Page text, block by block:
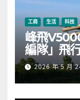
工商 生活 科技
峰飛
編隊」飛
段2026 年 5 月